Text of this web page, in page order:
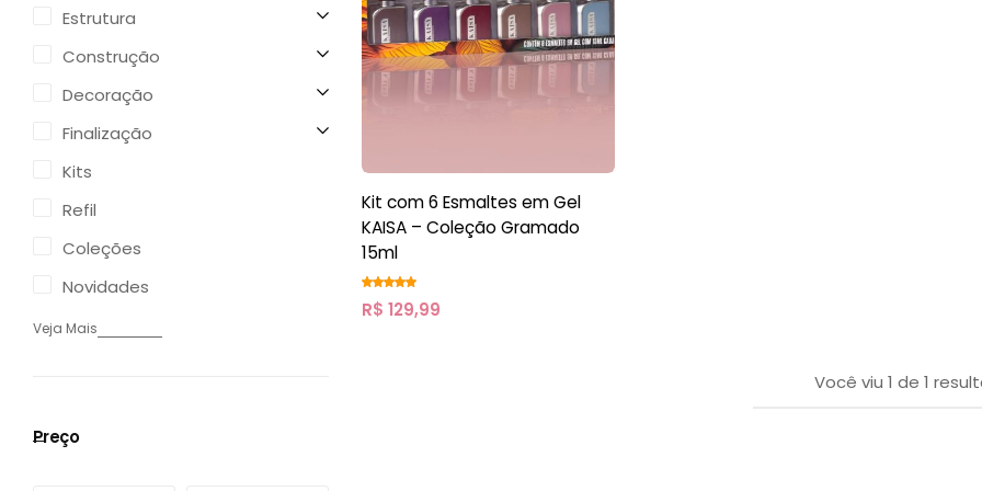
Kit com 6 Esmaltes em Gel
KAISA – Coleção Gramado
15ml
R$ 129,99
Você viu 1 de 1
Estrutura
Construção
Decoração
Finalização
Kits
Refil
Coleções
Novidades
Veja Mais
Preço